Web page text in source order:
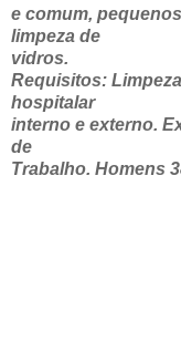
e comum,
limpeza de
vidros.
Requisitos:
hospitalar
interno e externo.
de
Trabalho. Homens